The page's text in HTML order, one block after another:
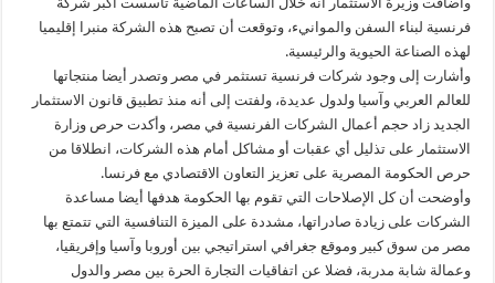
فرنسية لبناء السفن والموانيء، وتوقعت أن تصبح هذه الشركة منبرا إقليميا
لهذه الصناعة الحيوية والرئيسية.
وأشارت إلى وجود شركات فرنسية تستثمر في مصر وتصدر أيضا منتجاتها
للعالم العربي وآسيا ولدول عديدة، ولفتت إلى أنه منذ تطبيق قانون الاستثمار
الجديد زاد حجم أعمال الشركات الفرنسية في مصر، وأكدت حرص وزارة
الاستثمار على تذليل أي عقبات أو مشاكل أمام هذه الشركات، انطلاقا من
حرص الحكومة المصرية على تعزيز التعاون الاقتصادي مع فرنسا.
وأوضحت أن كل الإصلاحات التي تقوم بها الحكومة هدفها أيضا مساعدة
الشركات على زيادة صادراتها، مشددة على الميزة التنافسية التي تتمتع بها
مصر من سوق كبير وموقع جغرافي استراتيجي بين أوروبا وآسيا وإفريقيا،
وعمالة شابة مدربة، فضلا عن اتفاقيات التجارة الحرة بين مصر والدول